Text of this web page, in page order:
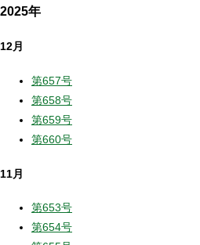
2025年
12月
第657号
第658号
第659号
第660号
11月
第653号
第654号